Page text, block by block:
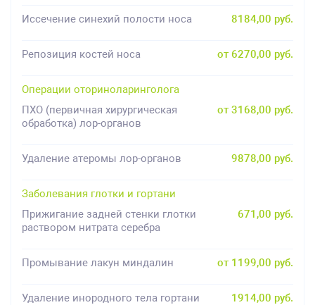
Иссечение синехий полости носа 8184,00 руб.
Репозиция костей носа от 6270,00 руб.
Операции оториноларинголога
ПХО (первичная хирургическая
обработка) лор-органов
от 3168,00 руб.
Удаление атеромы лор-органов 9878,00 руб.
Заболевания глотки и гортани
Прижигание задней стенки глотки
раствором нитрата серебра
671,00 руб.
Промывание лакун миндалин от 1199,00 руб.
Удаление инородного тела гортани 1914,00 руб.